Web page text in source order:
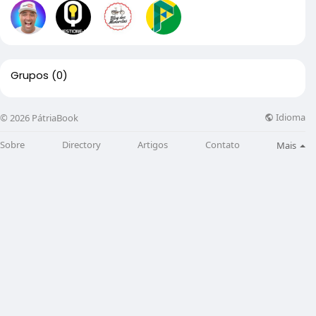
Grupos (0)
© 2026 PátriaBook Idioma
Sobre Directory Artigos Contato Mais